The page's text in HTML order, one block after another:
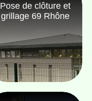
Pose de clôture et
grillage 69 Rhône